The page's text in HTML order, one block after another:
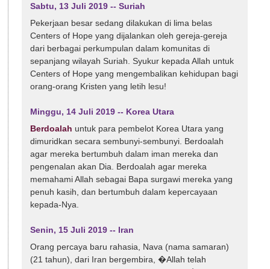
Sabtu, 13 Juli 2019 -- Suriah
Pekerjaan besar sedang dilakukan di lima belas
Centers of Hope yang dijalankan oleh gereja-gereja
dari berbagai perkumpulan dalam komunitas di
sepanjang wilayah Suriah. Syukur kepada Allah untuk
Centers of Hope yang mengembalikan kehidupan bagi
orang-orang Kristen yang letih lesu!
Minggu, 14 Juli 2019 -- Korea Utara
Berdoalah untuk para pembelot Korea Utara yang
dimuridkan secara sembunyi-sembunyi. Berdoalah
agar mereka bertumbuh dalam iman mereka dan
pengenalan akan Dia. Berdoalah agar mereka
memahami Allah sebagai Bapa surgawi mereka yang
penuh kasih, dan bertumbuh dalam kepercayaan
kepada-Nya.
Senin, 15 Juli 2019 -- Iran
Orang percaya baru rahasia, Nava (nama samaran)
(21 tahun), dari Iran bergembira, �Allah telah